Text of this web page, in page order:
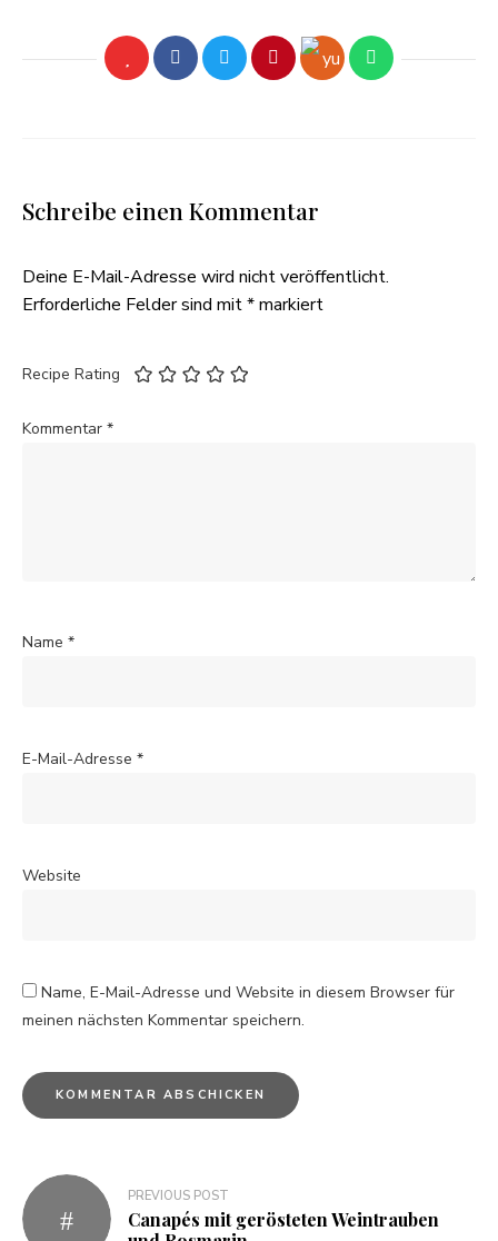
Schreibe einen Kommentar
Deine E-Mail-Adresse wird nicht veröffentlicht.
Erforderliche Felder sind mit*markiert
Recipe Rating
Kommentar *
Name *
E-Mail-Adresse *
Website
Name, E-Mail-Adresse und Website in diesem Browser für
meinen nächsten Kommentar speichern.
PREVIOUS POST
Canapés mit gerösteten Weintrauben